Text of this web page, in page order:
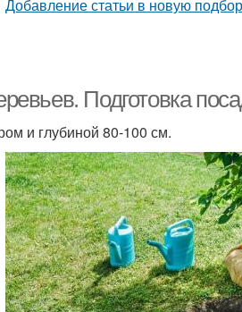
Подготовка
и глубиной 80-100 см.